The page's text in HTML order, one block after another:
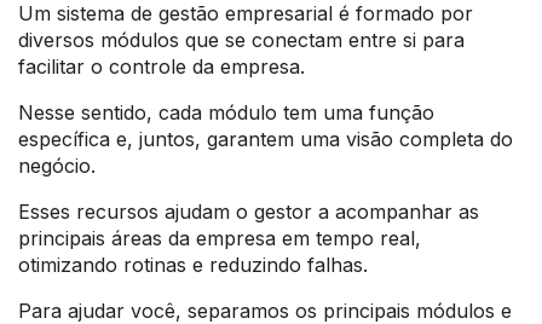
Um sistema de gestão empresarial é formado por
diversos módulos que se conectam entre si para
facilitar o controle da empresa.
Nesse sentido, cada módulo tem uma função
específica e, juntos, garantem uma visão completa do
negócio.
Esses recursos ajudam o gestor a acompanhar as
principais áreas da empresa em tempo real,
otimizando rotinas e reduzindo falhas.
Para ajudar você, separamos os principais módulos e